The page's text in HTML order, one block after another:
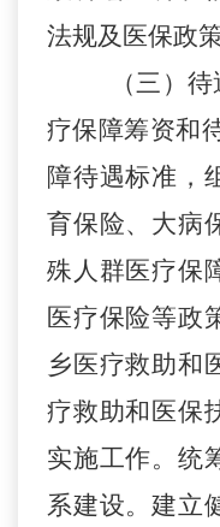
法规及医保政
（三）待
疗保障筹资和
障待遇标准，
育保险、大病
殊人群医疗保
医疗保险等政
乡医疗救助和
疗救助和医保
实施工作。统
系建设。建立